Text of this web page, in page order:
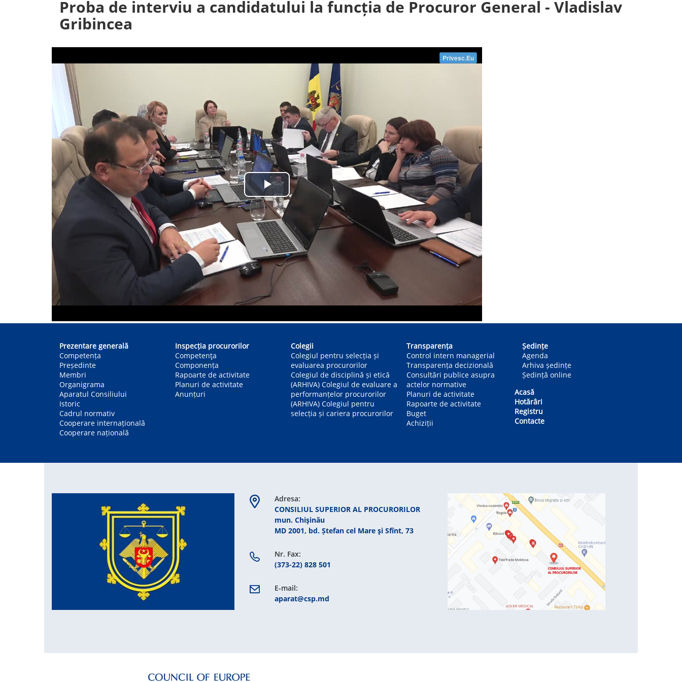
Proba de interviu a candidatului la funcția de Procuror General - Vladislav
Gribincea
navigation
Prezentare generală
Competența
Președinte
Membri
Organigrama
Aparatul Consiliului
Istoric
Cadrul normativ
Cooperare internațională
Cooperare națională
Inspecția procurorilor
Competenţa
Componența
Rapoarte de activitate
Planuri de activitate
Anunțuri
Colegii
Colegiul pentru selecția și
evaluarea procurorilor
Colegiul de disciplină și etică
(ARHIVA) Colegiul de evaluare a
performanțelor procurorilor
(ARHIVA) Colegiul pentru
selecția și cariera procurorilor
Transparența
Control intern managerial
Transparența decizională
Consultări publice asupra
actelor normative
Planuri de activitate
Rapoarte de activitate
Buget
Achiziții
Ședințe
Agenda
Arhiva ședințe
Ședință online
Acasă
Hotărâri
Registru
Contacte
Adresa:
CONSILIUL SUPERIOR AL PROCURORILOR
mun. Chişinău
MD 2001, bd. Ștefan cel Mare şi Sfînt, 73
Nr. Fax:
(373-22) 828 501
E-mail:
aparat@csp.md